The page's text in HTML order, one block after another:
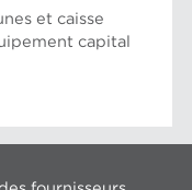
et caisse
capital